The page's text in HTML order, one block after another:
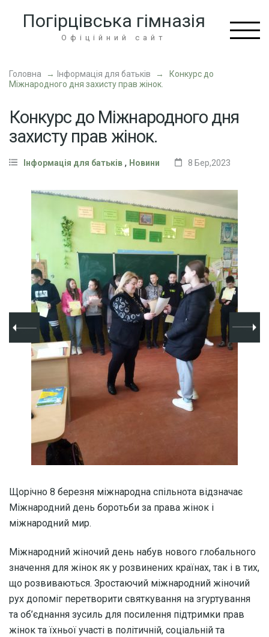
Enter)
Погірцівська гімназія
Офіційний сайт
Головна → Інформація для батьків →
Конкурс до
Міжнародного дня захисту прав жінок.
Конкурс до Міжнародного дня
захисту прав жінок.
Інформація для батьків , Новини 8 Бер,2023
Щорічно 8 березня міжнародна спільнота відзначає
Міжнародний день боротьби за права жінок і
міжнародний мир.
Міжнародний жіночий день набув нового глобального
значення для жінок як у розвинених країнах, так і в тих,
що розвиваються. Зростаючий міжнародний жіночий
рух допоміг перетворити святкування на згуртування
та об’єднання зусиль для посилення підтримки прав
жінок та їхньої участі в політичній, соціальній та